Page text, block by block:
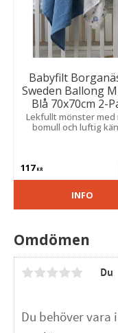
Omdömen
Du
Babyfilt
Sweden Ballong
Blå 70x70cm 2-
Lekfullt mönster med
bomull och luftig
117 KR
INFO